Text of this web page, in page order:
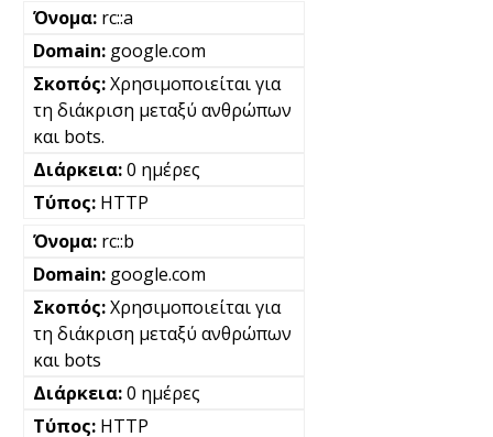
rc::a
google.com
Χρησιμοποιείται για
τη διάκριση μεταξύ ανθρώπων
και bots.
0 ημέρες
HTTP
rc::b
google.com
Χρησιμοποιείται για
τη διάκριση μεταξύ ανθρώπων
και bots
0 ημέρες
HTTP